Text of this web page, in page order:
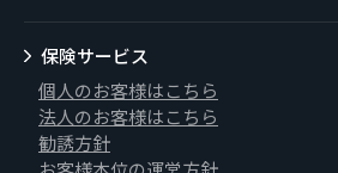
保険サービス
個人のお客様はこちら
法人のお客様はこちら
勧誘方針